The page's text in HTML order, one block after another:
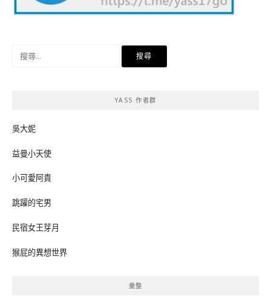
YASS 作者群
吳大妮
益曼小天使
小可愛阿貴
跳躍的宅男
民宿女王芽月
猴屁的異想世界
彙整